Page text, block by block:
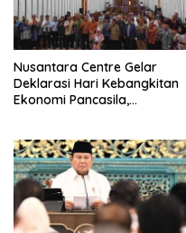
Nusantara Centre Gelar
Deklarasi Hari Kebangkitan
Ekonomi Pancasila,
Penjajahan (Pergolakan
Ekonomi Politik Indonesia) &
Simposium Nasional
Undang-Undang
Perekonomian Nasional dan